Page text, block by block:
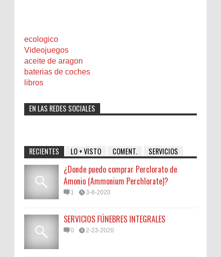
ecologico
Videojuegos
aceite de aragon
baterias de coches
libros
EN LAS REDES SOCIALES
RECIENTES LO + VISTO COMENT. SERVICIOS
¿Donde puedo comprar Perclorato de
Amonio (Ammonium Perchlorate)?
1 3-8-2020
SERVICIOS FÚNEBRES INTEGRALES
0 2-23-2020